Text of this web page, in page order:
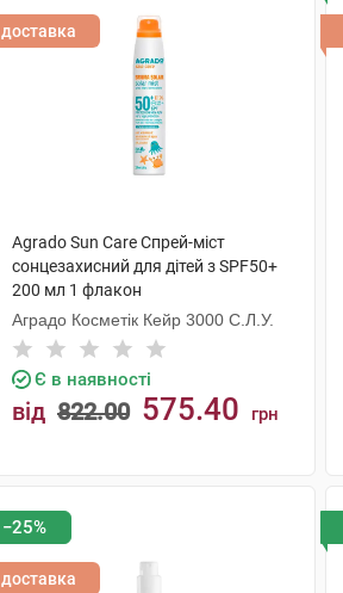
доставка
Agrado Sun Care Спрей-міст
сонцезахисний для дітей з SPF50+
200 мл 1 флакон
Аградо Косметік Кейр 3000 С.Л.У.
Є в наявності
від 822.00 575.40 грн
−25%
доставка